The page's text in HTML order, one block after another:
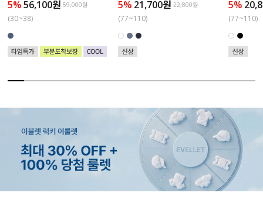
5% 56,100원 59,000원
(30~38)
5% 21,700원 22,800원
(77~110)
5%
(77~110)